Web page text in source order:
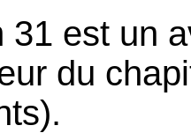
31 est un
du